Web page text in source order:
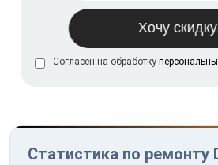
Согласен на обработку
Статистика по ремонту